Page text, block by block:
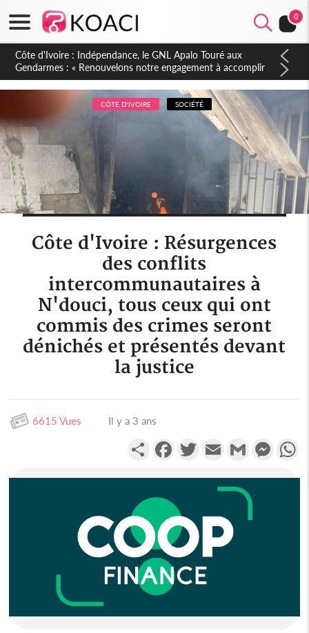
0
Sierra Leone : Un projet de réforme constitutionnelle en
gestation, points clés des amendements, un exclu d'avance
CÔTE D'IVOIRE SOCIÉTÉ
Côte d'Ivoire : Résurgences
des conflits
intercommunautaires à
N'douci, tous ceux qui ont
commis des crimes seront
dénichés et présentés devant
la justice
6615 Vues Il y a 3 ans
PartagerFacebookTwitterEmail Gmail